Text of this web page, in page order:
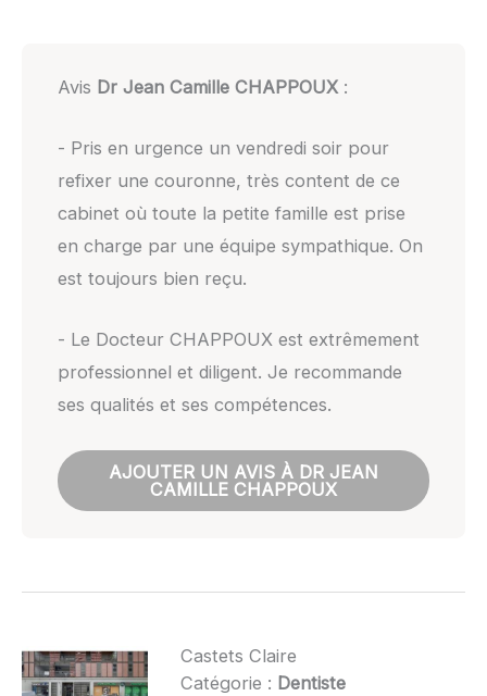
Avis Dr Jean Camille CHAPPOUX:
- Pris en urgence un vendredi soir pour
refixer une couronne, très content de ce
cabinet où toute la petite famille est prise
en charge par une équipe sympathique. On
est toujours bien reçu.
- Le Docteur CHAPPOUX est extrêmement
professionnel et diligent. Je recommande
ses qualités et ses compétences.
AJOUTER UN AVIS À DR JEAN
CAMILLE CHAPPOUX
Castets Claire
Catégorie : Dentiste